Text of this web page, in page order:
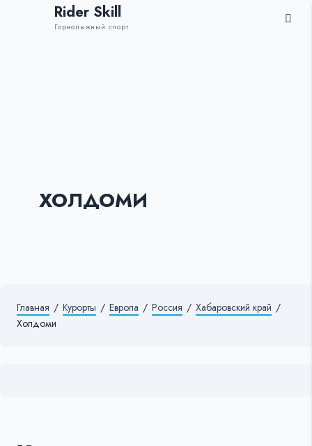
Rider Skill
Горнолыжный спорт
ХОЛДОМИ
Главная / Курорты / Европа / Россия / Хабаровский край /
Холдоми